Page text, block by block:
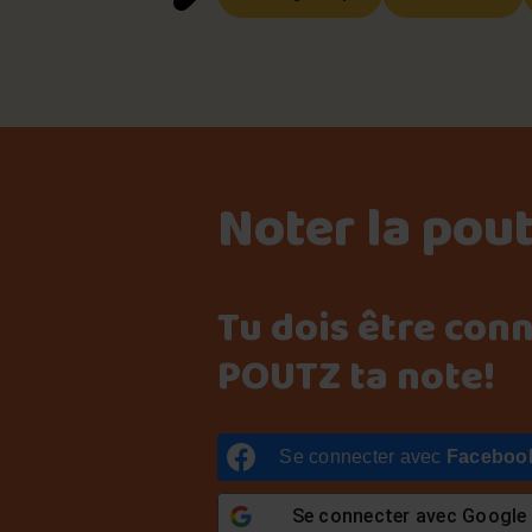
Noter la
Tu dois être
POUTZ ta note!
Se connecter avec
Se connecter avec Google